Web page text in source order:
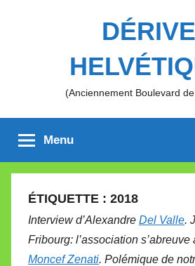
(Anciennement Boulevard
Menu
ÉTIQUETTE : 2018
Interview d’Alexandre Del Valle.
Fribourg: l’association
Moncef Zenati. Polémique de